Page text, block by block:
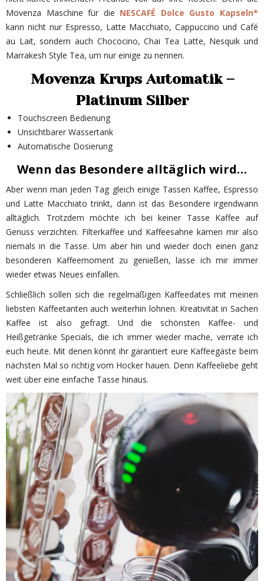
Movenza Maschine für die NESCAFÉ Dolce Gusto Kapseln*
kann nicht nur Espresso, Latte Macchiato, Cappuccino und Café
au Lait, sondern auch Chococino, Chai Tea Latte, Nesquik und
Marrakesh Style Tea, um nur einige zu nennen.
Movenza Krups Automatik –
Platinum Silber
Touchscreen Bedienung
Unsichtbarer Wassertank
Automatische Dosierung
Wenn das Besondere alltäglich wird…
Aber wenn man jeden Tag gleich einige Tassen Kaffee, Espresso
und Latte Macchiato trinkt, dann ist das Besondere irgendwann
alltäglich. Trotzdem möchte ich bei keiner Tasse Kaffee auf
Genuss verzichten. Filterkaffee und Kaffeesahne kämen mir also
niemals in die Tasse. Um aber hin und wieder doch einen ganz
besonderen Kaffeemoment zu genießen, lasse ich mir immer
wieder etwas Neues einfallen.
Schließlich sollen sich die regelmäßigen Kaffeedates mit meinen
liebsten Kaffeetanten auch weiterhin lohnen. Kreativität in Sachen
Kaffee ist also gefragt. Und die schönsten Kaffee- und
Heißgetränke Specials, die ich immer wieder mache, verrate ich
euch heute. Mit denen könnt ihr garantiert eure Kaffeegäste beim
nächsten Mal so richtig vom Hocker hauen. Denn Kaffeeliebe geht
weit über eine einfache Tasse hinaus.